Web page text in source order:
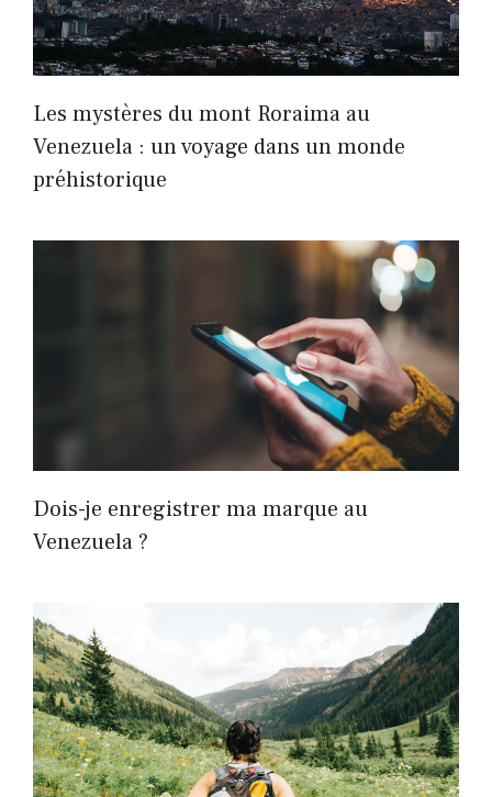
Les mystères du mont Roraima au
Venezuela : un voyage dans un monde
préhistorique
Dois-je enregistrer ma marque au
Venezuela ?